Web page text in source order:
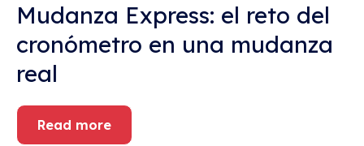
Mudanza Express: el reto del
cronómetro en una mudanza
real
Read more